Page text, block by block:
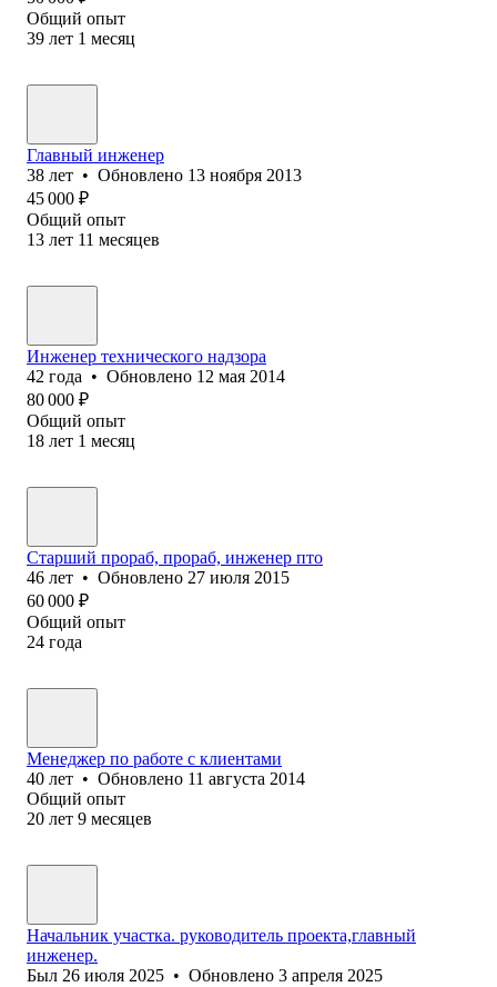
Общий опыт
39 лет 1 месяц
Главный инженер
38 лет • Обновлено 13 ноября 2013
45 000 ₽
Общий опыт
13 лет 11 месяцев
Инженер технического надзора
42 года • Обновлено 12 мая 2014
80 000 ₽
Общий опыт
18 лет 1 месяц
Старший прораб, прораб, инженер пто
46 лет • Обновлено 27 июля 2015
60 000 ₽
Общий опыт
24 года
Менеджер по работе с клиентами
40 лет • Обновлено 11 августа 2014
Общий опыт
20 лет 9 месяцев
Начальник участка. руководитель проекта,главный
инженер.
Был 26 июля 2025 • Обновлено 3 апреля 2025